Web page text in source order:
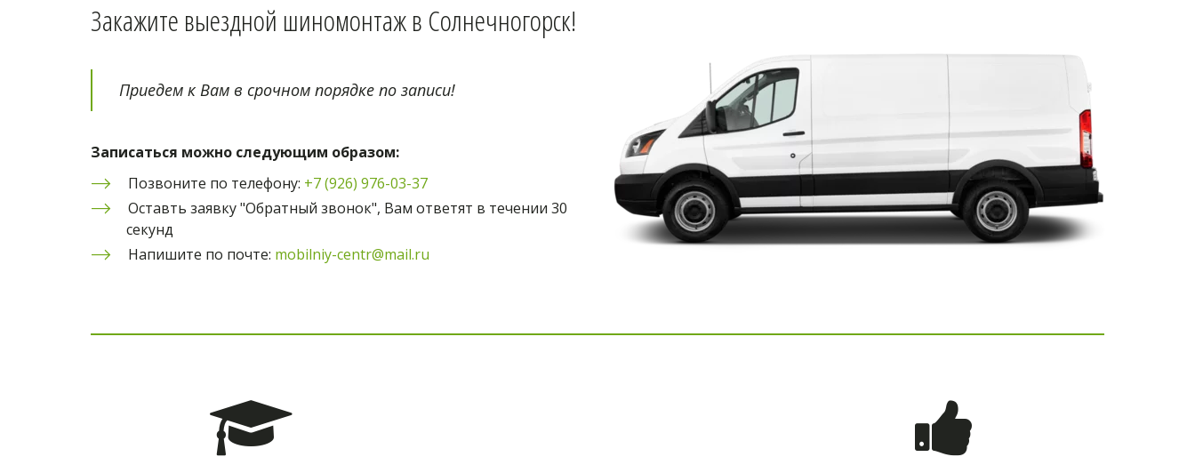
Закажите выездной шиномонтаж в Солнечногорск!
Приедем к Вам в срочном порядке по записи!
Записаться можно следующим образом:
Позвоните по телефону: +7 (926) 976-03-37
Оставть заявку "Обратный звонок", Вам ответят в течении 30
секунд
Напишите по почте: mobilniy-centr@mail.ru